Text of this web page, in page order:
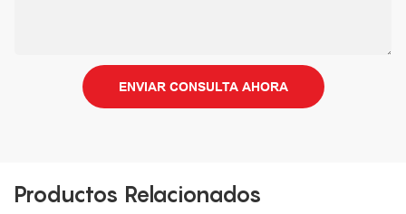
ENVIAR CONSULTA AHORA
Productos Relacionados